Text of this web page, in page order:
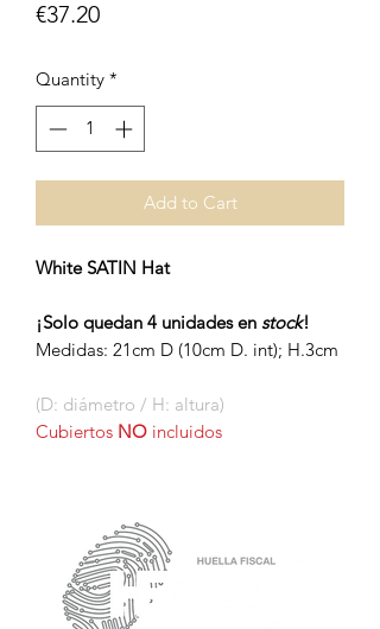
€37.20Price
Quantity *
Add to Cart
White SATIN Hat
¡Solo quedan 4 unidades en stock!
Medidas: 21cm D (10cm D. int); H.3cm
(D: diámetro / H: altura)
Cubiertos NO incluidos